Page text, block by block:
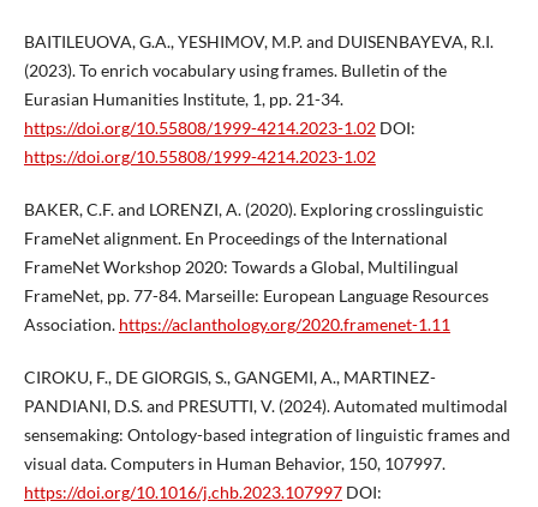
BAITILEUOVA, G.A., YESHIMOV, M.P. and DUISENBAYEVA, R.I.
(2023). To enrich vocabulary using frames. Bulletin of the
Eurasian Humanities Institute, 1, pp. 21-34.
https://doi.org/10.55808/1999-4214.2023-1.02DOI:
https://doi.org/10.55808/1999-4214.2023-1.02
BAKER, C.F. and LORENZI, A. (2020). Exploring crosslinguistic
FrameNet alignment. En Proceedings of the International
FrameNet Workshop 2020: Towards a Global, Multilingual
FrameNet, pp. 77-84. Marseille: European Language Resources
Association. https://aclanthology.org/2020.framenet-1.11
CIROKU, F., DE GIORGIS, S., GANGEMI, A., MARTINEZ-
PANDIANI, D.S. and PRESUTTI, V. (2024). Automated multimodal
sensemaking: Ontology-based integration of linguistic frames and
visual data. Computers in Human Behavior, 150, 107997.
https://doi.org/10.1016/j.chb.2023.107997DOI: